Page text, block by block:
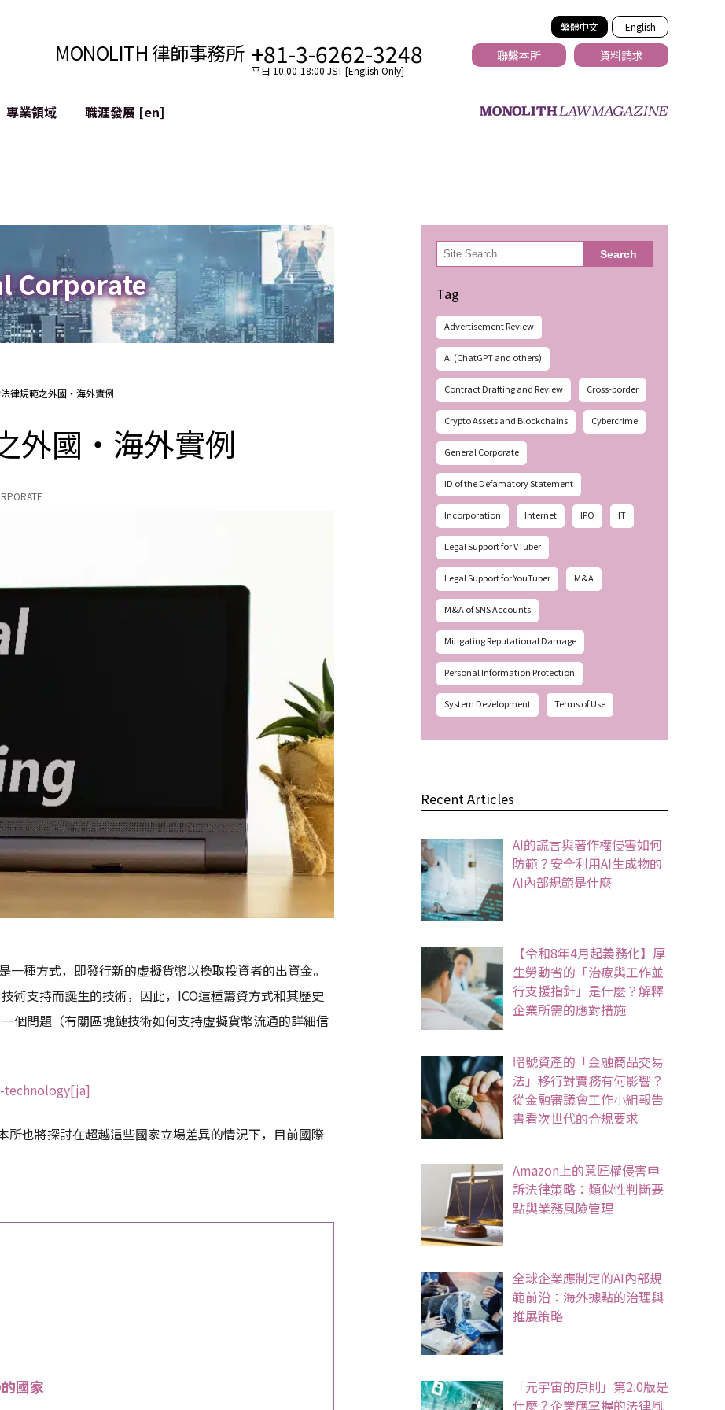
繁體中文 English
MONOLITH 律師事務所 +81-3-6262-3248
平日 10:00-18:00 JST [English Only]
聯繫本所 資料請求
專業領域
緩解聲譽損害
職涯發展 [en]
Corporate
律規範之外國・海外實例
外國・海外實例
種方式，即發行新的虛擬貨幣以換取投資者的出資金。
術支持而誕生的技術，因此，ICO這種籌資方式和其歷史
個問題（有關區塊鏈技術如何支持虛擬貨幣流通的詳細信
所也將探討在超越這些國家立場差異的情況下，目前國際
國家
検
索 Search
Tag
Advertisement Review
AI (ChatGPT and others)
Contract Drafting and Review Cross-border
Crypto Assets and Blockchains Cybercrime
General Corporate
ID of the Defamatory Statement
Incorporation Internet IPO IT
Legal Support for VTuber
Legal Support for YouTuber M&A
M&A of SNS Accounts
Mitigating Reputational Damage
Personal Information Protection
System Development Terms of Use
Recent Articles
AI的謊言與著作權侵害如何
防範？安全利用AI生成物的
AI內部規範是什麼
【令和8年4月起義務化】厚
生勞動省的「治療與工作並
行支援指針」是什麼？解釋
企業所需的應對措施
暗號資產的「金融商品交易
法」移行對實務有何影響？
從金融審議會工作小組報告
書看次世代的合規要求
Amazon上的意匠權侵害申
訴法律策略：類似性判斷要
點與業務風險管理
全球企業應制定的AI內部規
範前沿：海外據點的治理與
推展策略
「元宇宙的原則」第2.0版是
什麼？企業應掌握的法律風